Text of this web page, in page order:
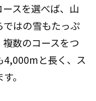
スを選べば、山
はの雪もたっぷ
数のコースをつ
4,000mと長く、ス
。